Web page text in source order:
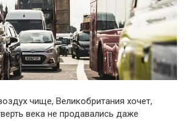
чище, Великобритания хочет,
века не продавались даже